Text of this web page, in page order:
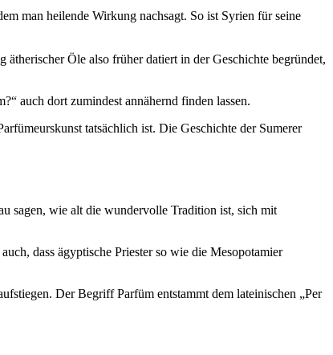
man heilende Wirkung nachsagt. So ist Syrien für seine
Öle also früher datiert in der Geschichte begründet,
auch dort zumindest annähernd finden lassen.
tatsächlich ist. Die Geschichte der Sumerer
sagen, wie alt die wundervolle Tradition ist, sich mit
dass ägyptische Priester so wie die Mesopotamier
Der Begriff Parfüm entstammt dem lateinischen „Per